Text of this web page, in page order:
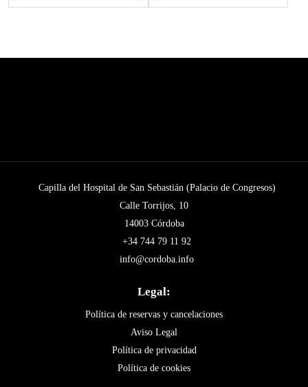
Capilla del Hospital de San Sebastián (Palacio de Congresos)
Calle Torrijos, 10
14003 Córdoba
+34 744 79 11 92
info@cordoba.info
Legal:
Política de reservas y cancelaciones
Aviso Legal
Política de privacidad
Política de cookies